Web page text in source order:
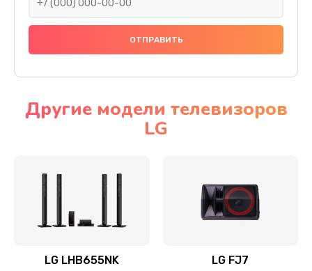
Прошивка
Ремонт механики привода
Ремонт / замена кнопок, клавиш, индикаторов,
Другие модели телевизоров
LG
LG LHB655NK LG FJ7